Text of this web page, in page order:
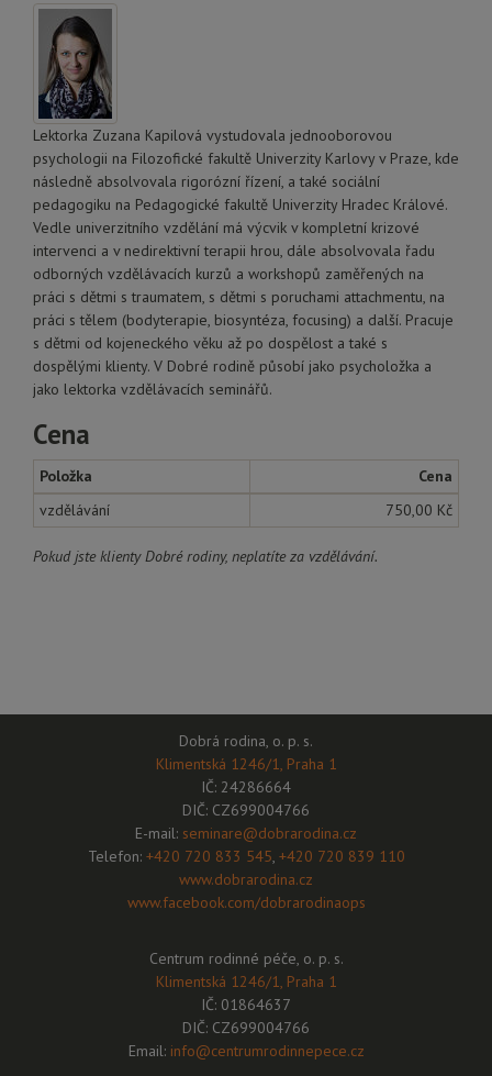
Lektorka Zuzana Kapilová vystudovala jednooborovou
psychologii na Filozofické fakultě Univerzity Karlovy v Praze, kde
následně absolvovala rigorózní řízení, a také sociální
pedagogiku na Pedagogické fakultě Univerzity Hradec Králové.
Vedle univerzitního vzdělání má výcvik v kompletní krizové
intervenci a v nedirektivní terapii hrou, dále absolvovala řadu
odborných vzdělávacích kurzů a workshopů zaměřených na
práci s dětmi s traumatem, s dětmi s poruchami attachmentu, na
práci s tělem (bodyterapie, biosyntéza, focusing) a další. Pracuje
s dětmi od kojeneckého věku až po dospělost a také s
dospělými klienty. V Dobré rodině působí jako psycholožka a
jako lektorka vzdělávacích seminářů.
Cena
Položka
Cena
vzdělávání
750,00 Kč
Pokud jste klienty Dobré rodiny, neplatíte za vzdělávání.
Dobrá rodina, o. p. s.
Klimentská 1246/1, Praha 1
IČ: 24286664
DIČ: CZ699004766
E-mail: seminare@dobrarodina.cz
Telefon: +420 720 833 545, +420 720 839 110
www.dobrarodina.cz
www.facebook.com/dobrarodinaops
Centrum rodinné péče, o. p. s.
Klimentská 1246/1, Praha 1
IČ: 01864637
DIČ: CZ699004766
Email: info@centrumrodinnepece.cz